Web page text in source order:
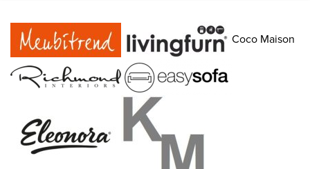
Coco Maison